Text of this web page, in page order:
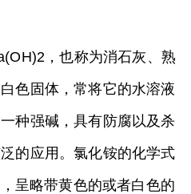
，也称为消石灰、熟
色固体，常将它的水溶液
种强碱，具有防腐以及杀
的应用。氯化铵的化学式
呈略带黄色的或者白色的